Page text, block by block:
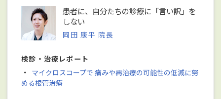
患者に、自分たちの診療に「言い訳」を
しない
岡田 康平 院長
検診・治療レポート
・ マイクロスコープで 痛みや再治療の可能性の低減に努
める根管治療